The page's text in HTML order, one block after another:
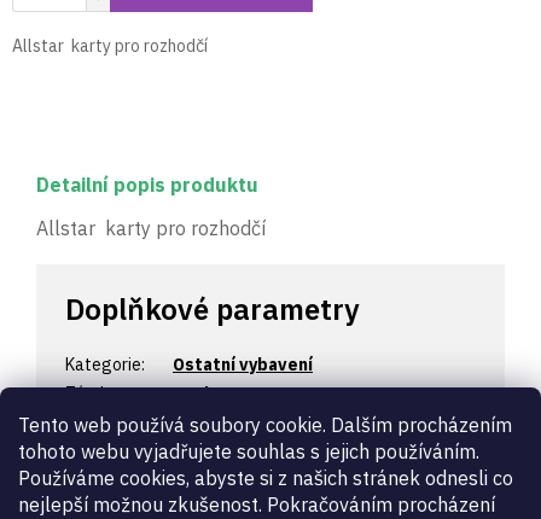
Tento web používá soubory cookie. Dalším procházením
tohoto webu vyjadřujete souhlas s jejich používáním.
Používáme cookies, abyste si z našich stránek odnesli co
nejlepší možnou zkušenost. Pokračováním procházení
Allstar karty pro rozhodčí
Detailní popis produktu
Allstar karty pro rozhodčí
Doplňkové parametry
Kategorie:
Ostatní vybavení
Záruka:
2 roky
Určení
dámské, pánské, dětské
Zbraň: kord,fleret , šavle
kód výrobce: FO-9